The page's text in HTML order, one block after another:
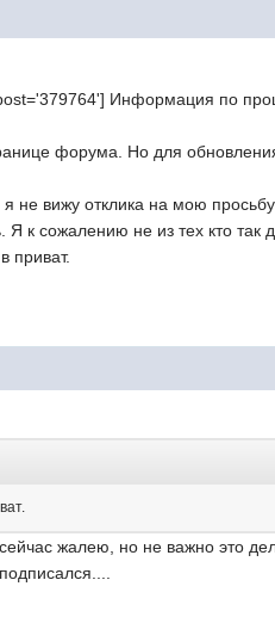
Информация по
форума. Но для
вижу отклика на мою просьбу
к сожалению не из тех кто так
приват.
жалею, но не важно это